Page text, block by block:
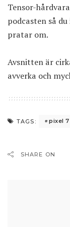
Tensor-
podcasten så
pratar om.
Avsnitten är
avverka och
TAGS: pixel 7
SHARE ON